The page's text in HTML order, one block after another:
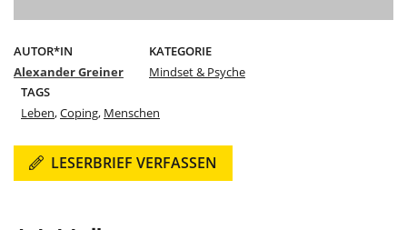
AUTOR*IN
Alexander Greiner
KATEGORIE
Mindset & Psyche
TAGS
Leben,Coping, Menschen
LESERBRIEF VERFASSEN